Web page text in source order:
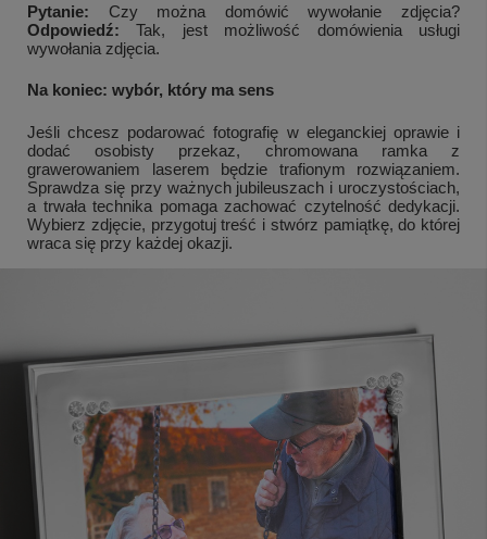
Pytanie: Czy można domówić wywołanie zdjęcia?
Odpowiedź: Tak, jest możliwość domówienia usługi
wywołania zdjęcia.
Na koniec: wybór, który ma sens
Jeśli chcesz podarować fotografię w eleganckiej oprawie i
dodać osobisty przekaz, chromowana ramka z
grawerowaniem laserem będzie trafionym rozwiązaniem.
Sprawdza się przy ważnych jubileuszach i uroczystościach,
a trwała technika pomaga zachować czytelność dedykacji.
Wybierz zdjęcie, przygotuj treść i stwórz pamiątkę, do której
wraca się przy każdej okazji.